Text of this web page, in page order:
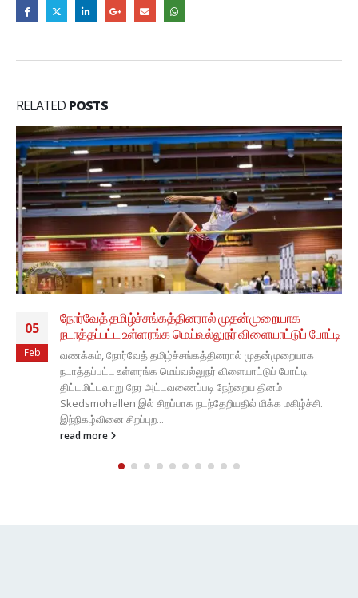
RELATED POSTS
22
Jan
நோர்வே பட்மிட்டன் சம்மேளனத்தின் வேண்டுகோளுக்கு
இணங்க, Oslo மாவட்டத்திற்குரிய பட்மின்டன் போட்டிகள்
நோர்வே பட்மிட்டன் சம்மேளனத்தின் வேண்டுகோளுக்கு இணங்க,
Oslo மாவட்டத்திற்குரிய பட்மின்டன்போட்டிகளை இவ்வருடம்
நோர்வே தமிழ்ச்சங்கத்தின் பட்மின்டன் கழகம் நடத்தவுள்ளது.
அனைவரையும் போட்டிகளைக் கண்டுகளிக்க அழைக்கிறோம்.
திகதி: 26, 27 januar...
read more